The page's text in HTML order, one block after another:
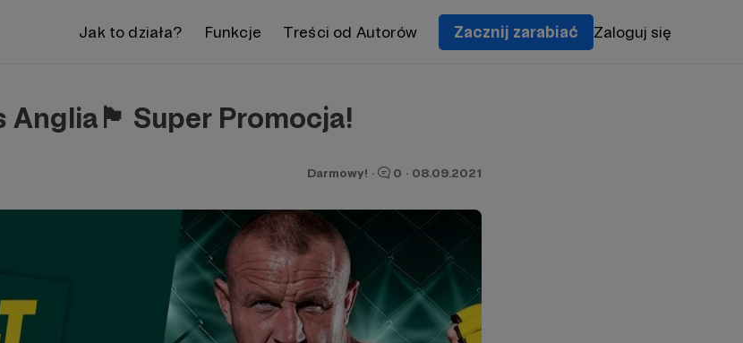
Jak to działa? Funkcje Treści od Autorów Zacznij zarabiać Zaloguj się
Super Promocja!
Darmowy! · 0 · 08.09.2021